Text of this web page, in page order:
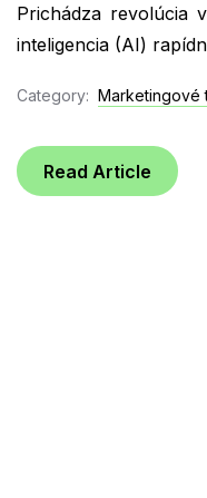
Prichádza revolúcia
inteligencia (AI)
Category: Marketingové
Read Article